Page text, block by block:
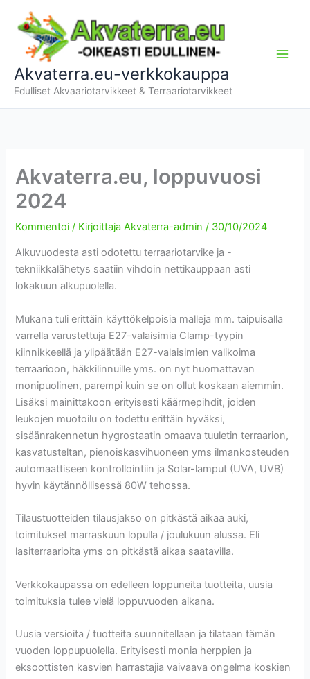
sisältöön
Akvaterra.eu-verkkokauppa
Edulliset Akvaariotarvikkeet & Terraariotarvikkeet
Akvaterra.eu, loppuvuosi
2024
Kommentoi / KirjoittajaAkvaterra-admin/ 30/10/2024
Alkuvuodesta asti odotettu terraariotarvike ja -
tekniikkalähetys saatiin vihdoin nettikauppaan asti
lokakuun alkupuolella.
Mukana tuli erittäin käyttökelpoisia malleja mm. taipuisalla
varrella varustettuja E27-valaisimia Clamp-tyypin
kiinnikkeellä ja ylipäätään E27-valaisimien valikoima
terraarioon, häkkilinnuille yms. on nyt huomattavan
monipuolinen, parempi kuin se on ollut koskaan aiemmin.
Lisäksi mainittakoon erityisesti käärmepihdit, joiden
leukojen muotoilu on todettu erittäin hyväksi,
sisäänrakennetun hygrostaatin omaava tuuletin terraarion,
kasvatusteltan, pienoiskasvihuoneen yms ilmankosteuden
automaattiseen kontrollointiin ja Solar-lamput (UVA, UVB)
hyvin käytännöllisessä 80W tehossa.
Tilaustuotteiden tilausjakso on pitkästä aikaa auki,
toimitukset marraskuun lopulla / joulukuun alussa. Eli
lasiterraarioita yms on pitkästä aikaa saatavilla.
Verkkokaupassa on edelleen loppuneita tuotteita, uusia
toimituksia tulee vielä loppuvuoden aikana.
Uusia versioita / tuotteita suunnitellaan ja tilataan tämän
vuoden loppupuolella. Erityisesti monia herppien ja
eksoottisten kasvien harrastajia vaivaava ongelma koskien